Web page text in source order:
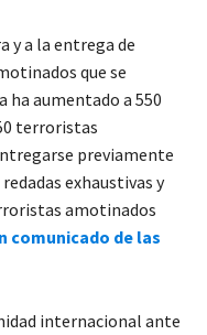
y a la entrega de
que se
ha aumentado a 550
terroristas
previamente
exhaustivas y
amotinados
comunicado de las
internacional ante